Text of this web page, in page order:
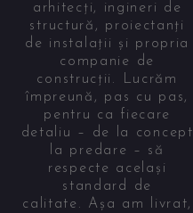
arhitecți, ingineri de
structură, proiectanți
de instalații și propria
companie de
construcții. Lucrăm
împreună, pas cu pas,
pentru ca fiecare
detaliu – de la concept
la predare – să
respecte același
standard de
calitate. Așa am livrat,